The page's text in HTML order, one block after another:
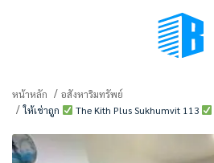
(เลือกมุมมอง)
หน้าหลัก
อสังหาริมทรัพย์
ให้เช่าถูก
The Kith Plus Sukhumvit 113